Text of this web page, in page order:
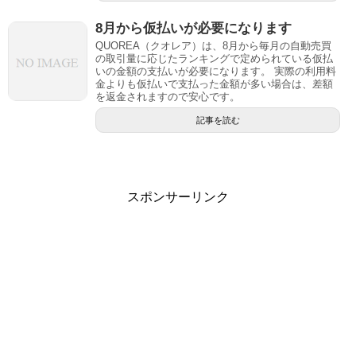
8月から仮払いが必要になります
QUOREA（クオレア）は、8月から毎月の自動売買
の取引量に応じたランキングで定められている仮払
いの金額の支払いが必要になります。 実際の利用料
金よりも仮払いで支払った金額が多い場合は、差額
を返金されますので安心です。
記事を読む
スポンサーリンク